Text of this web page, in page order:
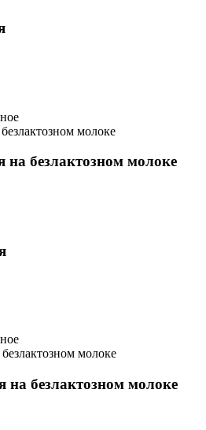
на безлактозном молоке
на безлактозном молоке